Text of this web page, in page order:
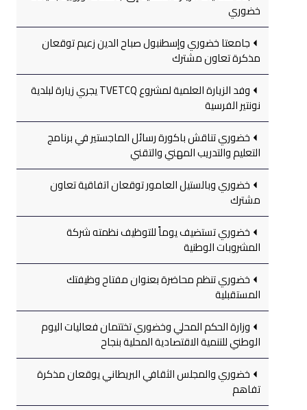
خضوري
جامعتا خضوري وإسطنبول صباح الدين زعيم توقعان
مذكرة تعاون مشترك
وفد الزيارة العلمية لمشروع TVETCQ يجري زيارة لبلدية
نونتير الفرسية
خضوري تناقش باكورة رسائل الماجستير في برنامج
التعليم والتدريب المهني والتقني
خضوري وبالستيل العامور توقعان اتفاقية تعاون
مشترك
خضوري تستضيف يوماً للتوظيف نظمته شركة
المشروبات الوطنية
خضوري تنظم محاضرة بعنوان مفتاح وظيفتك
المستقبلية
وزارة الحكم المحلي وخضوري تختتمان فعاليات اليوم
الوطني للتنمية الاقتصادية المحلية بنجاح
خضوري والمجلس الثقافي البريطاني يوقعان مذكرة
تفاهم